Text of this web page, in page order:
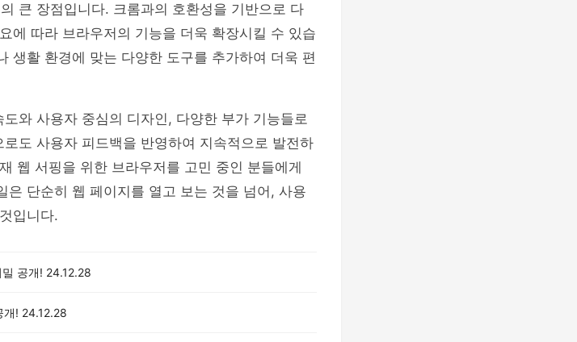
큰 장점입니다. 크롬과의 호환성을 기반으로 다
에 따라 브라우저의 기능을 더욱 확장시킬 수 있습
생활 환경에 맞는 다양한 도구를 추가하여 더욱 편
와 사용자 중심의 디자인, 다양한 부가 기능들로
도 사용자 피드백을 반영하여 지속적으로 발전하
웹 서핑을 위한 브라우저를 고민 중인 분들에게
은 단순히 웹 페이지를 열고 보는 것을 넘어, 사용
입니다.
공개! 24.12.28
개! 24.12.28